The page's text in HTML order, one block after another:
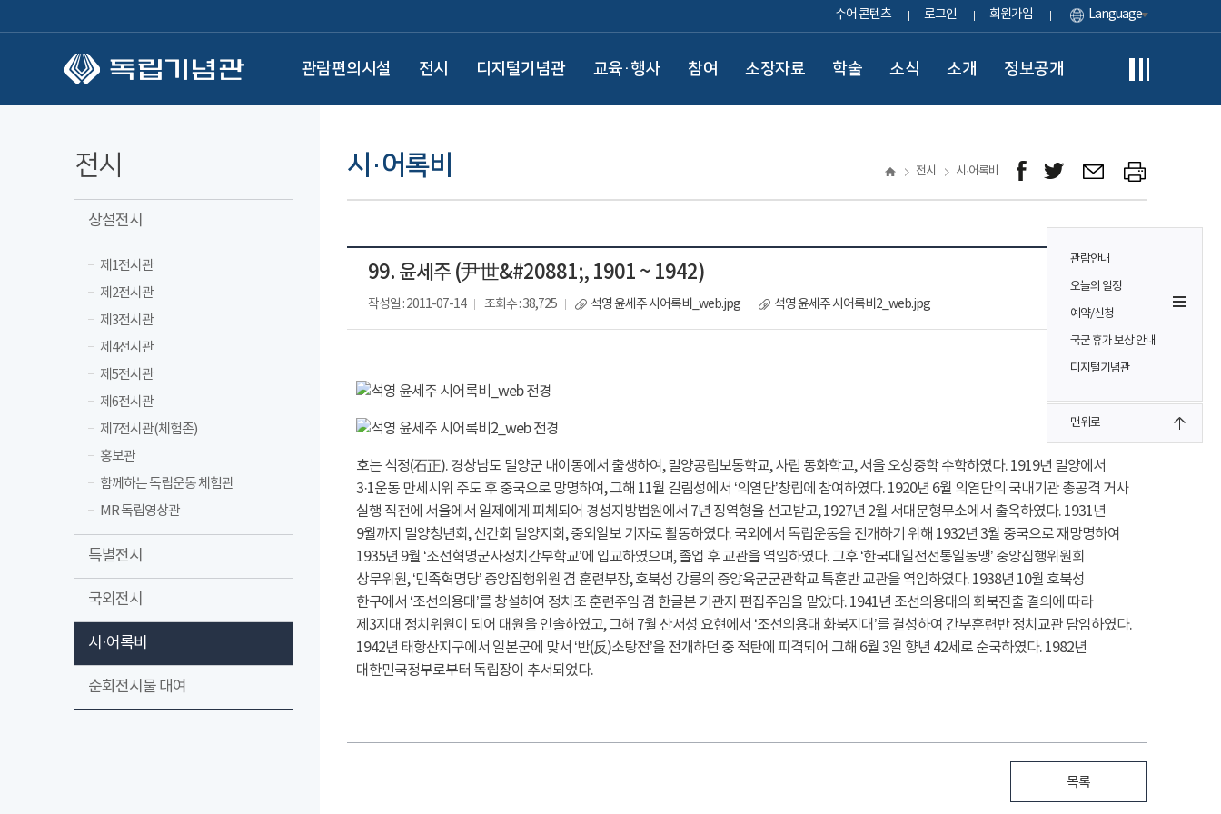
수어 콘텐츠 로그인 회원가입 Language
관람편의시설 전시 디지털기념관 교육·행사 참여 소장자료 학술 소식 소개 정보공개
관람안내
오늘의 일정
예약/신청
국군 휴가 보상 안내
디지털기념관
맨위로
전시
상설전시
제1전시관
제2전시관
제3전시관
제4전시관
제5전시관
제6전시관
제7전시관(체험존)
홍보관
함께하는 독립운동 체험관
MR 독립영상관
특별전시
국외전시
시·어록비
순회전시물 대여
시·어록비 전시 시·어록비
99. 윤세주 (尹世&#20881;, 1901 ~ 1942)
작성일 : 2011-07-14 조회수 : 38,725 석영 윤세주 시어록비_web.jpg 석영 윤세주 시어록비2_web.jpg
호는 석정(石正). 경상남도 밀양군 내이동에서 출생하여, 밀양공립보통학교, 사립 동화학교, 서울 오성중학 수학하였다. 1919년 밀양에서
3·1운동 만세시위 주도 후 중국으로 망명하여, 그해 11월 길림성에서 ‘의열단’창립에 참여하였다. 1920년 6월 의열단의 국내기관 총공격 거사
실행 직전에 서울에서 일제에게 피체되어 경성지방법원에서 7년 징역형을 선고받고, 1927년 2월 서대문형무소에서 출옥하였다. 1931년
9월까지 밀양청년회, 신간회 밀양지회, 중외일보 기자로 활동하였다. 국외에서 독립운동을 전개하기 위해 1932년 3월 중국으로 재망명하여
1935년 9월 ‘조선혁명군사정치간부학교’에 입교하였으며, 졸업 후 교관을 역임하였다. 그후 ‘한국대일전선통일동맹’ 중앙집행위원회
상무위원, ‘민족혁명당’ 중앙집행위원 겸 훈련부장, 호북성 강릉의 중앙육군군관학교 특훈반 교관을 역임하였다. 1938년 10월 호북성
한구에서 ‘조선의용대’를 창설하여 정치조 훈련주임 겸 한글본 기관지 편집주임을 맡았다. 1941년 조선의용대의 화북진출 결의에 따라
제3지대 정치위원이 되어 대원을 인솔하였고, 그해 7월 산서성 요현에서 ‘조선의용대 화북지대’를 결성하여 간부훈련반 정치교관 담임하였다.
1942년 태항산지구에서 일본군에 맞서 ‘반(反)소탕전’을 전개하던 중 적탄에 피격되어 그해 6월 3일 향년 42세로 순국하였다. 1982년
대한민국정부로부터 독립장이 추서되었다.
목록